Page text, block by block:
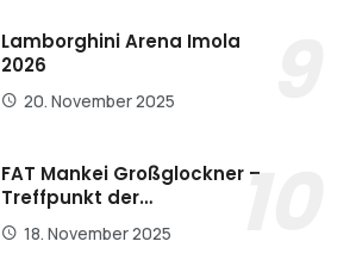
Lamborghini Arena Imola
2026
20. November 2025
FAT Mankei Großglockner –
Treffpunkt der…
18. November 2025